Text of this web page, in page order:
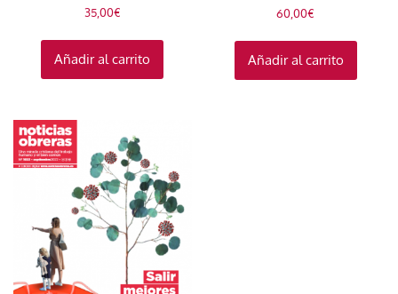
35,00€
Añadir al carrito
60,00€
Añadir al carrito